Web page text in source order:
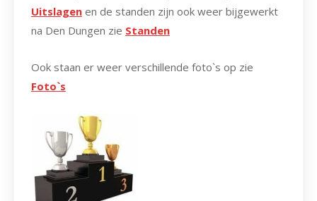
Uitslagen en de standen zijn ook weer bijgewerkt
na Den Dungen zie Standen
Ook staan er weer verschillende foto`s op zie
Foto`s